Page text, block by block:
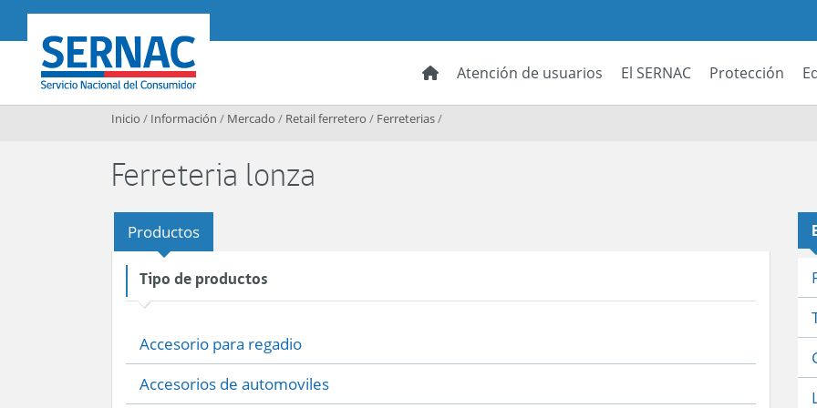
SERNAC
Atención de usuarios El SERNAC Protección
Inicio / Información / Mercado / Retail ferretero / Ferreterias/
Ferreteria lonza
Productos
Tipo de productos
Accesorio para regadio
Accesorios de automoviles